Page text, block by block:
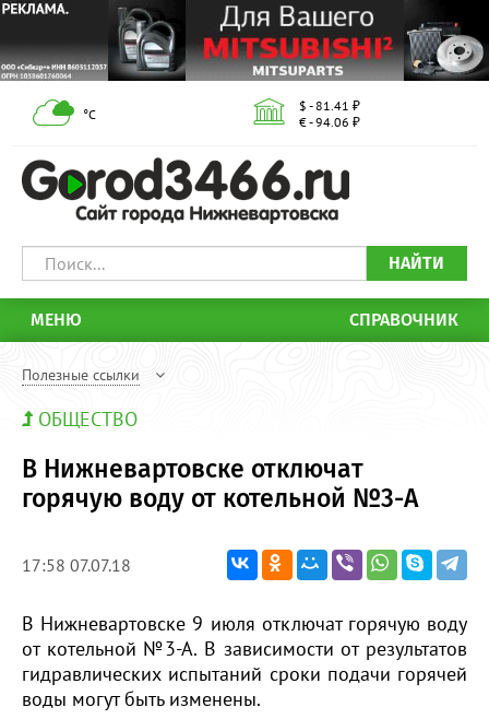
°С
$ - 81.41 ₽
€ - 94.06 ₽
НАЙТИ
МЕНЮ СПРАВОЧНИК
Полезные ссылки
ОБЩЕСТВО
В Нижневартовске отключат
горячую воду от котельной №3-А
17:58 07.07.18
В Нижневартовске 9 июля отключат горячую воду
от котельной №3-А. В зависимости от результатов
гидравлических испытаний сроки подачи горячей
воды могут быть изменены.